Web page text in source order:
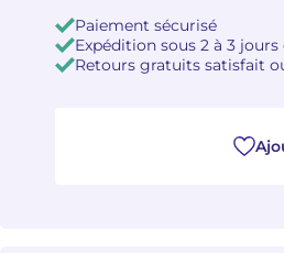
Paiement sécurisé
Expédition sous 2 à 3 jours
Retours gratuits satisfait